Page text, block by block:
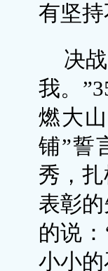
有坚
决
我。
燃大
铺”誓
秀，
表彰
的说
小小